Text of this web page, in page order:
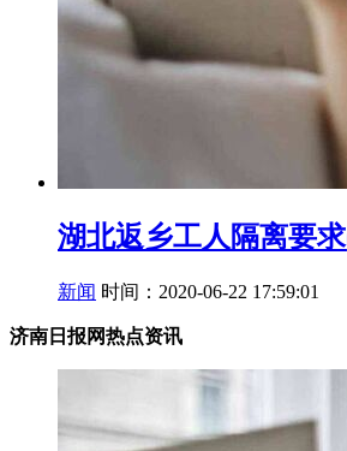
湖北返乡工人隔离要
新闻 时间：2020-06-22 17:59:01
济南日报网热点资讯